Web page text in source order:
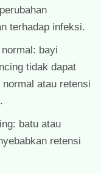
terhadap infeksi.
bayi
tidak dapat
atau retensi
batu atau
retensi